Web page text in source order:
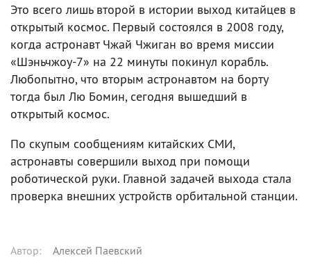
Это всего лишь второй в истории выход китайцев в
открытый космос. Первый состоялся в 2008 году,
когда астронавт Чжай Чжиган во время миссии
«Шэньчжоу-7» на 22 минуты покинул корабль.
Любопытно, что вторым астронавтом на борту
тогда был Лю Бомин, сегодня вышедший в
открытый космос.
По скупым сообщениям китайских СМИ,
астронавты совершили выход при помощи
роботической руки. Главной задачей выхода стала
проверка внешних устройств орбитальной станции.
Автор: Алексей Паевский